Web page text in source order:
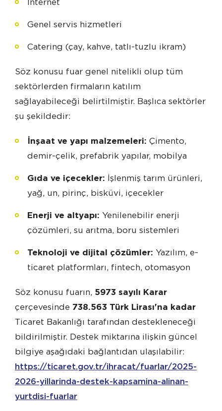
İnternet
Genel servis hizmetleri
Catering (çay, kahve, tatlı-tuzlu ikram)
Söz konusu fuar genel nitelikli olup tüm
sektörlerden firmaların katılım
sağlayabileceği belirtilmiştir. Başlıca sektörler
şu şekildedir:
İnşaat ve yapı malzemeleri: Çimento,
demir-çelik, prefabrik yapılar, mobilya
Gıda ve içecekler: İşlenmiş tarım ürünleri,
yağ, un, pirinç, bisküvi, içecekler
Enerji ve altyapı: Yenilenebilir enerji
çözümleri, su arıtma, boru sistemleri
Teknoloji ve dijital çözümler: Yazılım, e-
ticaret platformları, fintech, otomasyon
Söz konusu fuarın, 5973 sayılı Karar
çerçevesinde 738.563 Türk Lirası'na kadar
Ticaret Bakanlığı tarafından destekleneceği
bildirilmiştir. Destek miktarına ilişkin güncel
bilgiye aşağıdaki bağlantıdan ulaşılabilir:
https://ticaret.gov.tr/ihracat/fuarlar/2025-
2026-yillarinda-destek-kapsamina-alinan-
yurtdisi-fuarlar